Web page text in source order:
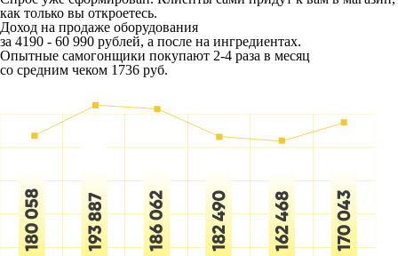
как только вы откроетесь.
Доход на продаже оборудования
за 4190 - 60 990 рублей, а после на ингредиентах.
Опытные самогонщики покупают 2-4 раза в месяц
со средним чеком 1736 руб.